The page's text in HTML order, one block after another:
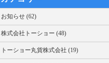
お知らせ (62)
株式会社トーショー (48)
トーショー丸貨株式会社 (19)